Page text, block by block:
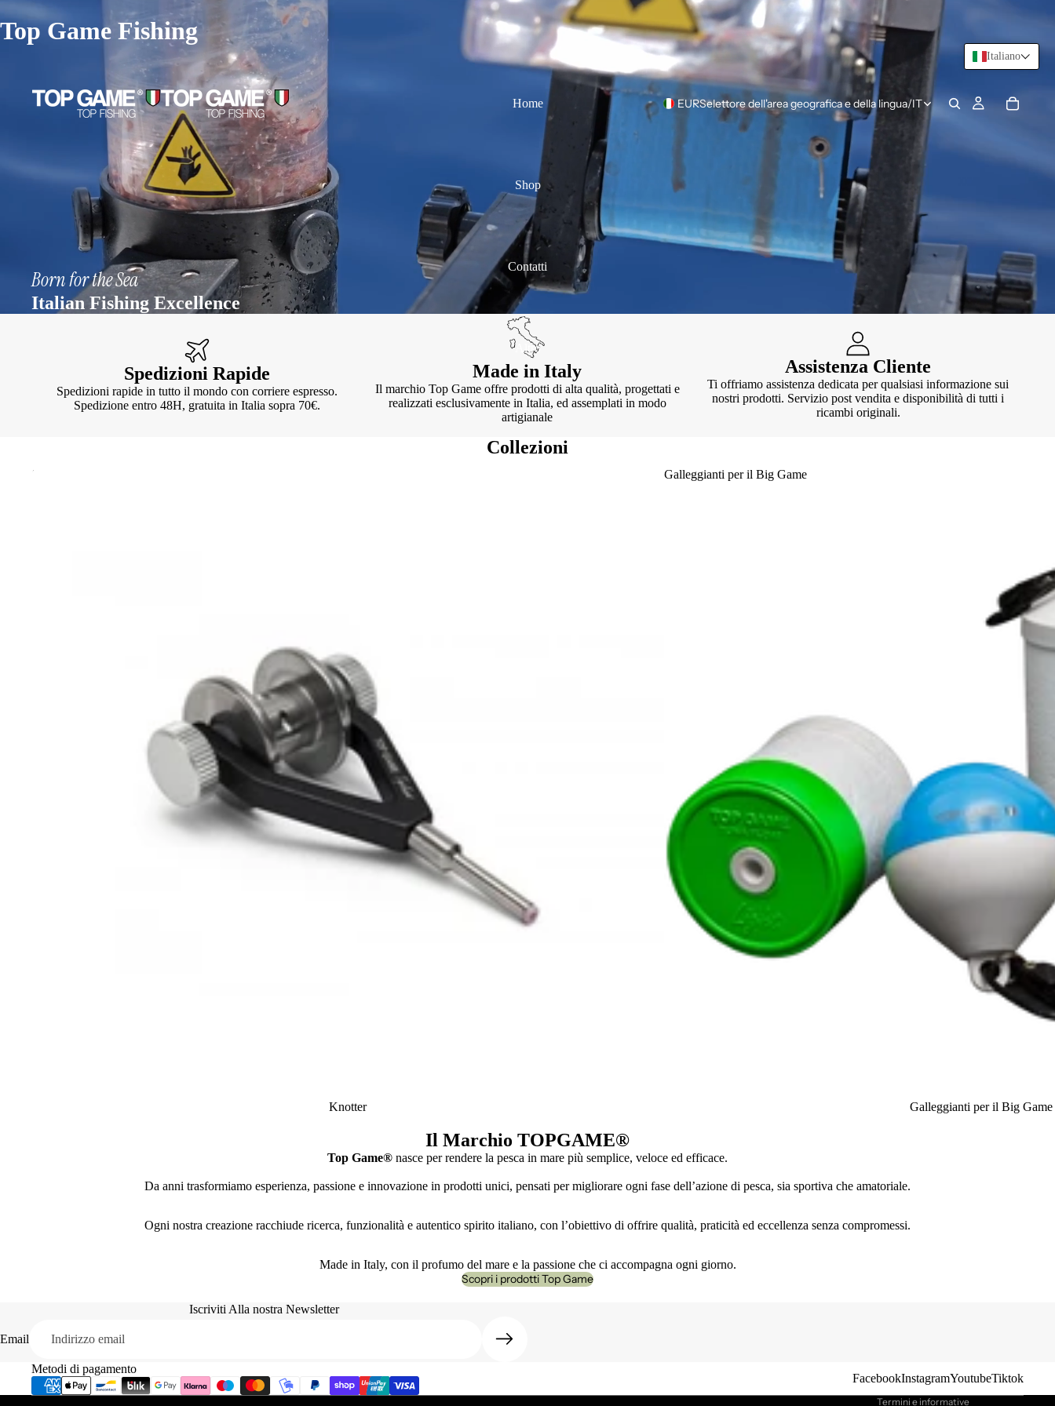
Top Game Fishing
Home
Shop
Contatti
Altro
EURSelettore dell'area geografica e della lingua/IT
Born for the Sea
Italian Fishing Excellence
Spedizioni Rapide
Spedizioni rapide in tutto il mondo con corriere espresso.
Spedizione entro 48H, gratuita in Italia sopra 70€.
Made in Italy
Il marchio Top Game offre prodotti di alta qualità, progettati e
realizzati esclusivamente in Italia, ed assemplati in modo
artigianale
Assistenza Cliente
Ti offriamo assistenza dedicata per qualsiasi informazione sui
nostri prodotti. Servizio post vendita e disponibilità di tutti i
ricambi originali.
Collezioni
Knotter
Knotter
Galleggianti per il Big Game
Galleggianti per il Big Game
Il Marchio TOPGAME®
Top Game® nasce per rendere la pesca in mare più semplice, veloce ed efficace.
Da anni trasformiamo esperienza, passione e innovazione in prodotti unici, pensati per migliorare ogni fase dell’azione di pesca, sia sportiva che amatoriale.
Ogni nostra creazione racchiude ricerca, funzionalità e autentico spirito italiano, con l’obiettivo di offrire qualità, praticità ed eccellenza senza compromessi.
Made in Italy, con il profumo del mare e la passione che ci accompagna ogni giorno.
Scopri i prodotti Top Game
Iscriviti Alla nostra Newsletter
Email
Metodi di pagamento
FacebookInstagramYoutubeTiktok
Termini e informative
Informativa sulle spedizioni
Italiano